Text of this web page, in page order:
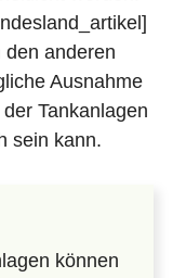
den anderen
Ausnahme
Tankanlagen
sein kann.
können